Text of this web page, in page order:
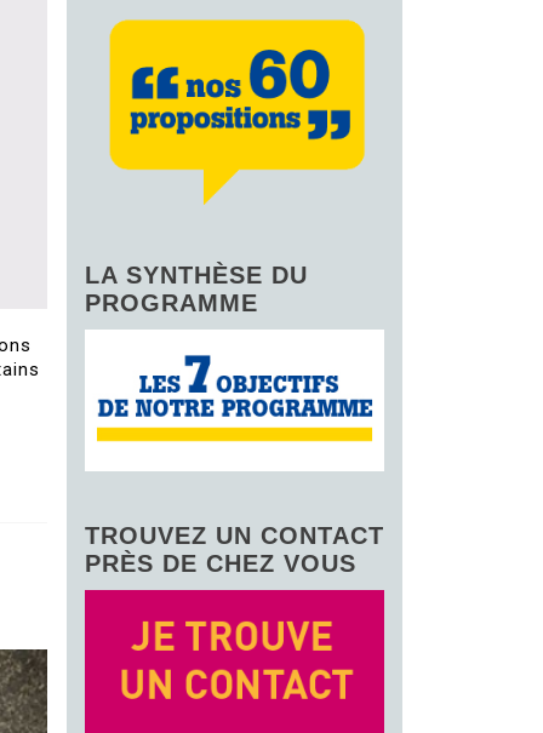
LA SYNTHÈSE DU
PROGRAMME
TROUVEZ UN CONTACT
PRÈS DE CHEZ VOUS